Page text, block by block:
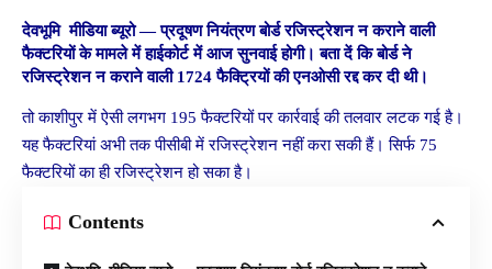
देवभूमि मीडिया ब्यूरो—प्रदूषण नियंत्रण बोर्ड रजिस्ट्रेशन न कराने वाली
फैक्टरियों के मामले में हाईकोर्ट में आज सुनवाई होगी। बता दें कि बोर्ड ने
रजिस्ट्रेशन न कराने वाली 1724 फैक्ट्रियों की एनओसी रद्द कर दी थी।
तो काशीपुर में ऐसी लगभग 195 फैक्टरियों पर कार्रवाई की तलवार लटक गई है।
यह फैक्टरियां अभी तक पीसीबी में रजिस्ट्रेशन नहीं करा सकी हैं। सिर्फ 75
फैक्टरियों का ही रजिस्ट्रेशन हो सका है।
Contents